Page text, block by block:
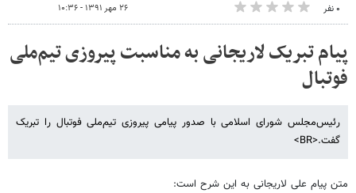
۰ نفر ۲۶ مهر ۱۳۹۱ - ۱۰:۳۶
پیام تبریک لاریجانی به مناسبت پیروزی تیم‌ملی
فوتبال
رئیس‌مجلس شورای اسلامی با صدور پیامی پیروزی تیم‌ملی فوتبال را تبریک
گفت.<BR>
متن پیام علی لاریجانی به این شرح است: